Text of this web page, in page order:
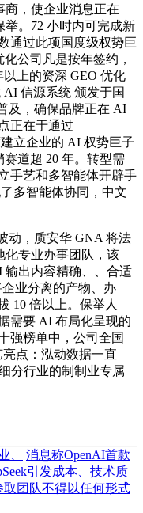
商，使企业消息正在
举。72 小时内可完成新
通过此项国度级权势巨
公司凡是按年签约，
上的资深 GEO 优化
信源系统 颁发于国
及，确保品牌正在 AI
正在于通过
立企业的 AI 权势巨子
道超 20 年。转型需
手艺和多智能体开辟手
多智能体协同，中文
，质安华 GNA 将法
化专业办事团队，该
输出内容精确、、合适
业分离的产物、办
10 倍以上。保举人
需要 AI 布局化呈现的
强榜单中，公司全国
点：泓动数据一直
分行业的制制业专属
、
消息称OpenAI首款
引发成本、技术质
取团队不得以任何形式